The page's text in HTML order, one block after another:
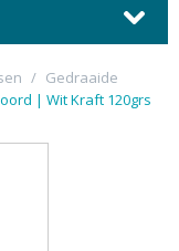
/ Gedraaide
| Wit Kraft 120grs